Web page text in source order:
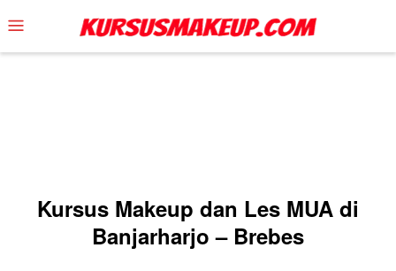
to
content
Mobile
Menu
Kursus Makeup dan Les MUA di
Banjarharjo – Brebes